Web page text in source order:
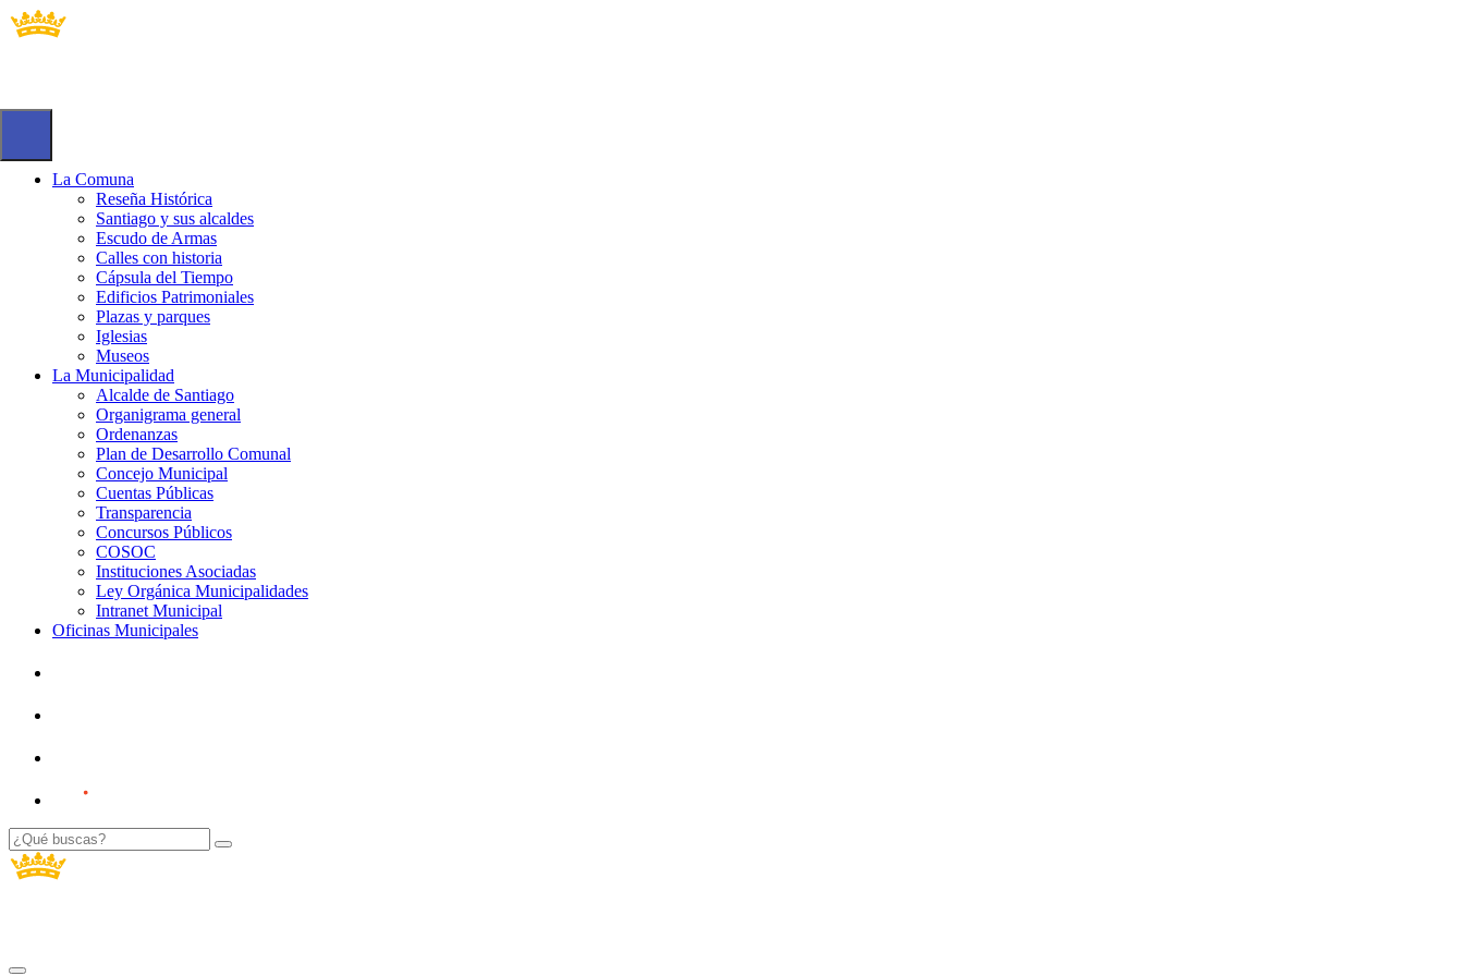
La Comuna
Reseña Histórica
Santiago y sus alcaldes
Escudo de Armas
Calles con historia
Cápsula del Tiempo
Edificios Patrimoniales
Plazas y parques
Iglesias
Museos
La Municipalidad
Alcalde de Santiago
Organigrama general
Ordenanzas
Plan de Desarrollo Comunal
Concejo Municipal
Cuentas Públicas
Transparencia
Concursos Públicos
COSOC
Instituciones Asociadas
Ley Orgánica Municipalidades
Intranet Municipal
Oficinas Municipales